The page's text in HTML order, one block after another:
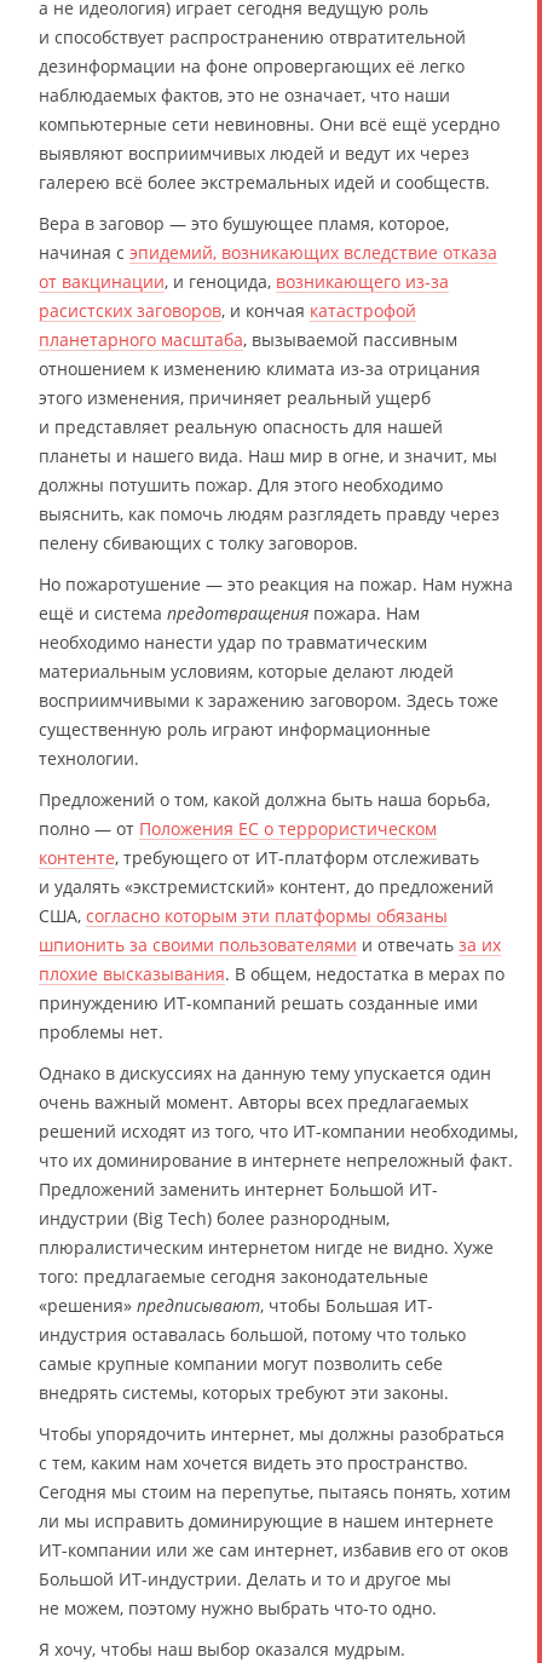
а не идеология) играет сегодня ведущую роль
и способствует распространению отвратительной
дезинформации на фоне опровергающих её легко
наблюдаемых фактов, это не означает, что наши
компьютерные сети невиновны. Они всё ещё усердно
выявляют восприимчивых людей и ведут их через
галерею всё более экстремальных идей и сообществ.
Вера в заговор — это бушующее пламя, которое,
начиная с эпидемий, возникающих вследствие отказа
от вакцинации, и геноцида, возникающего из-за
расистских заговоров, и кончая катастрофой
планетарного масштаба, вызываемой пассивным
отношением к изменению климата из-за отрицания
этого изменения, причиняет реальный ущерб
и представляет реальную опасность для нашей
планеты и нашего вида. Наш мир в огне, и значит, мы
должны потушить пожар. Для этого необходимо
выяснить, как помочь людям разглядеть правду через
пелену сбивающих с толку заговоров.
Но пожаротушение — это реакция на пожар. Нам нужна
ещё и система предотвращения пожара. Нам
необходимо нанести удар по травматическим
материальным условиям, которые делают людей
восприимчивыми к заражению заговором. Здесь тоже
существенную роль играют информационные
технологии.
Предложений о том, какой должна быть наша борьба,
полно — от Положения ЕС о террористическом
контенте, требующего от ИТ-платформ отслеживать
и удалять «экстремистский» контент, до предложений
США, согласно которым эти платформы обязаны
шпионить за своими пользователями и отвечать за их
плохие высказывания. В общем, недостатка в мерах по
принуждению ИТ-компаний решать созданные ими
проблемы нет.
Однако в дискуссиях на данную тему упускается один
очень важный момент. Авторы всех предлагаемых
решений исходят из того, что ИТ-компании необходимы,
что их доминирование в интернете непреложный факт.
Предложений заменить интернет Большой ИТ-
индустрии (Big Tech) более разнородным,
плюралистическим интернетом нигде не видно. Хуже
того: предлагаемые сегодня законодательные
«решения» предписывают, чтобы Большая ИТ-
индустрия оставалась большой, потому что только
самые крупные компании могут позволить себе
внедрять системы, которых требуют эти законы.
Чтобы упорядочить интернет, мы должны разобраться
с тем, каким нам хочется видеть это пространство.
Сегодня мы стоим на перепутье, пытаясь понять, хотим
ли мы исправить доминирующие в нашем интернете
ИТ-компании или же сам интернет, избавив его от оков
Большой ИТ-индустрии. Делать и то и другое мы
не можем, поэтому нужно выбрать что-то одно.
Я хочу, чтобы наш выбор оказался мудрым.